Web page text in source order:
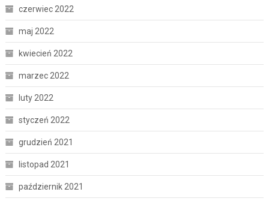
czerwiec 2022
maj 2022
kwiecień 2022
marzec 2022
luty 2022
styczeń 2022
grudzień 2021
listopad 2021
październik 2021